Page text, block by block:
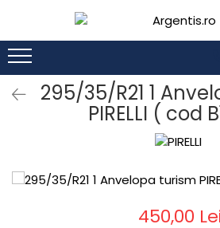
295/35/R21 1
PIRELLI ( cod
450,00